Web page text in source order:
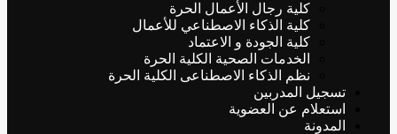
كلية رجال الأعمال الحرة
كلية الذكاء الاصطناعي للأعمال
كلية الجودة و الاعتماد
الخدمات الصحية الكلية الحرة
نظم الذكاء الاصطناعى الكلية الحرة
تسجيل المدربين
استعلام عن العضوية
المدونة